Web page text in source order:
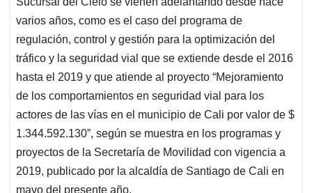
A
p
p
o
o
k
d
I
n
d
s
varios años, como es el caso del programa de
regulación, control y gestión para la optimización del
tráfico y la seguridad vial que se extiende desde el 2016
hasta el 2019 y que atiende al proyecto “Mejoramiento
de los comportamientos en seguridad vial para los
actores de las vías en el municipio de Cali por valor de $
1.344.592.130”, según se muestra en los programas y
proyectos de la Secretaría de Movilidad con vigencia a
2019, publicado por la alcaldía de Santiago de Cali en
mayo del presente año.